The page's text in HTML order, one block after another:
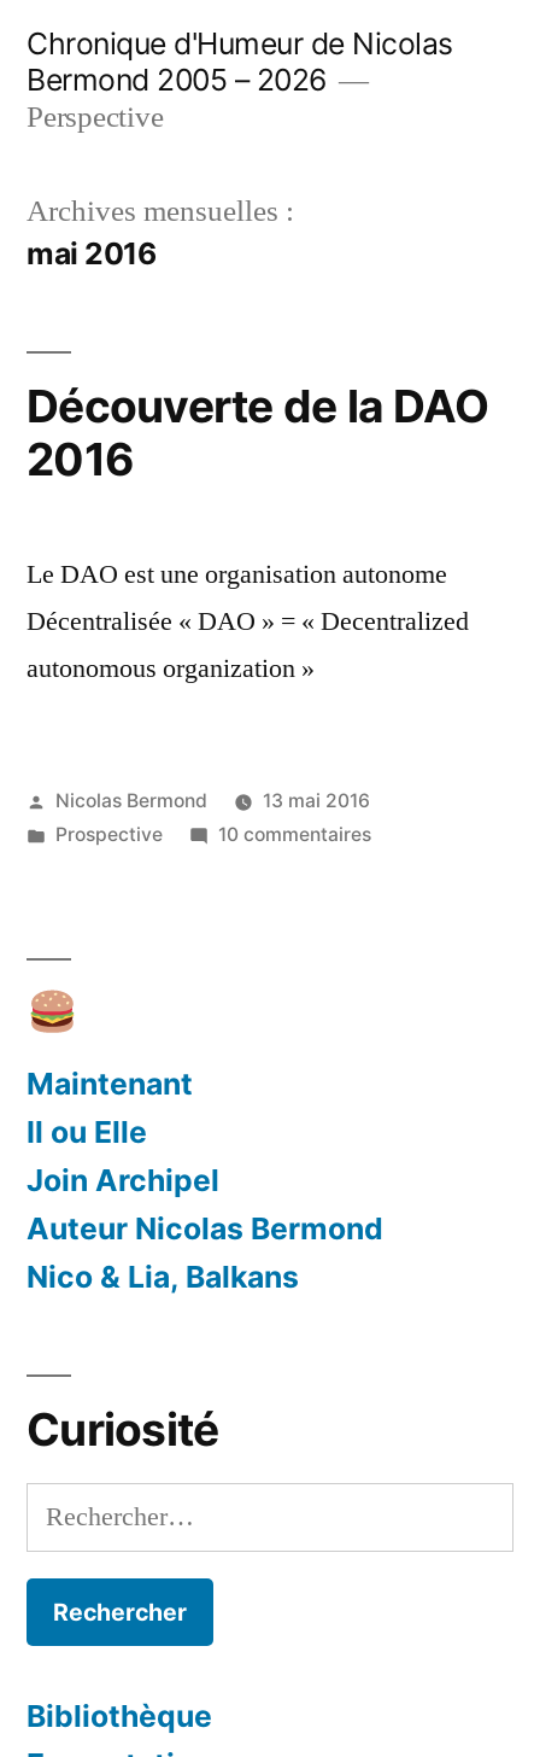
contenu
Chronique d'Humeur de Nicolas
Bermond 2005 – 2026
Perspective
Archives mensuelles :
mai 2016
Découverte de la DAO
2016
Le DAO est une organisation autonome
Décentralisée « DAO » = « Decentralized
autonomous organization »
Publié
par
Nicolas Bermond
13 mai 2016
Publié
Prospective 10 commentairessur
Maintenant
Il ou Elle
Join Archipel
Auteur Nicolas Bermond
Nico & Lia, Balkans
Curiosité
Rechercher :
Bibliothèque